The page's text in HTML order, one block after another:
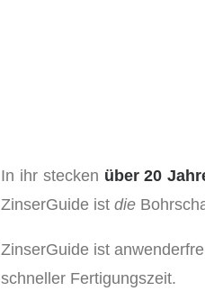
In ihr stecken über 20
ZinserGuide ist die
ZinserGuide ist
schneller Fertigungszeit.